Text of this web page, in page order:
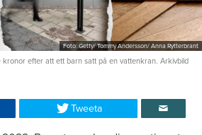
Foto: Getty/ Tommy Andersson/ Anna Rytterbrant
efter att ett barn satt på en vattenkran. Arkivbild
Tweeta